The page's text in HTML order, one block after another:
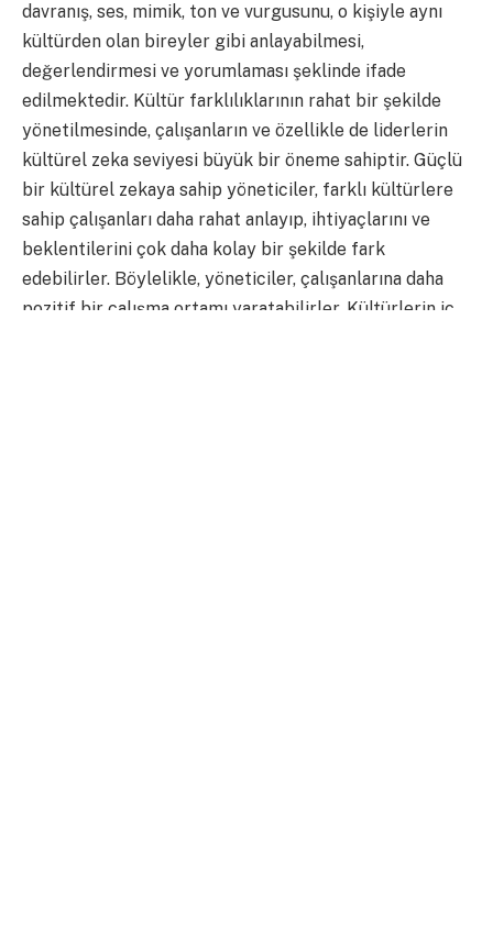
davranış, ses, mimik, ton ve vurgusunu, o kişiyle aynı
kültürden olan bireyler gibi anlayabilmesi,
değerlendirmesi ve yorumlaması şeklinde ifade
edilmektedir. Kültür farklılıklarının rahat bir şekilde
yönetilmesinde, çalışanların ve özellikle de liderlerin
kültürel zeka seviyesi büyük bir öneme sahiptir. Güçlü
bir kültürel zekaya sahip yöneticiler, farklı kültürlere
sahip çalışanları daha rahat anlayıp, ihtiyaçlarını ve
beklentilerini çok daha kolay bir şekilde fark
edebilirler. Böylelikle, yöneticiler, çalışanlarına daha
pozitif bir çalışma ortamı yaratabilirler. Kültürlerin iç